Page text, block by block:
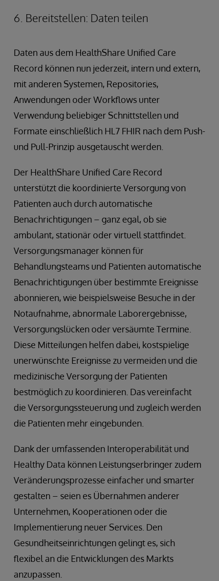
6. Bereitstellen: Daten teilen
Daten aus dem HealthShare Unified Care
Record können nun jederzeit, intern und extern,
mit anderen Systemen, Repositories,
Anwendungen oder Workflows unter
Verwendung beliebiger Schnittstellen und
Formate einschließlich HL7 FHIR nach dem Push-
und Pull-Prinzip ausgetauscht werden.
Der HealthShare Unified Care Record
unterstützt die koordinierte Versorgung von
Patienten auch durch automatische
Benachrichtigungen – ganz egal, ob sie
ambulant, stationär oder virtuell stattfindet.
Versorgungsmanager können für
Behandlungsteams und Patienten automatische
Benachrichtigungen über bestimmte Ereignisse
abonnieren, wie beispielsweise Besuche in der
Notaufnahme, abnormale Laborergebnisse,
Versorgungslücken oder versäumte Termine.
Diese Mitteilungen helfen dabei, kostspielige
unerwünschte Ereignisse zu vermeiden und die
medizinische Versorgung der Patienten
bestmöglich zu koordinieren. Das vereinfacht
die Versorgungssteuerung und zugleich werden
die Patienten mehr eingebunden.
Dank der umfassenden Interoperabilität und
Healthy Data können Leistungserbringer zudem
Veränderungsprozesse einfacher und smarter
gestalten – seien es Übernahmen anderer
Unternehmen, Kooperationen oder die
Implementierung neuer Services. Den
Gesundheitseinrichtungen gelingt es, sich
flexibel an die Entwicklungen des Markts
anzupassen.